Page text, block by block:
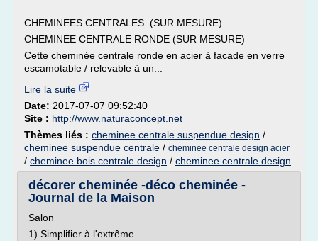
CHEMINEES CENTRALES (SUR MESURE)
CHEMINEE CENTRALE RONDE (SUR MESURE)
Cette cheminée centrale ronde en acier à facade en verre
escamotable / relevable à un...
Lire la suite
Date: 2017-07-07 09:52:40
Site : http://www.naturaconcept.net
Thèmes liés : cheminee centrale suspendue design /
cheminee suspendue centrale / cheminee centrale design acier
/ cheminee bois centrale design / cheminee centrale design
décorer cheminée -déco cheminée -
Journal de la Maison
Salon
1) Simplifier à l'extrême